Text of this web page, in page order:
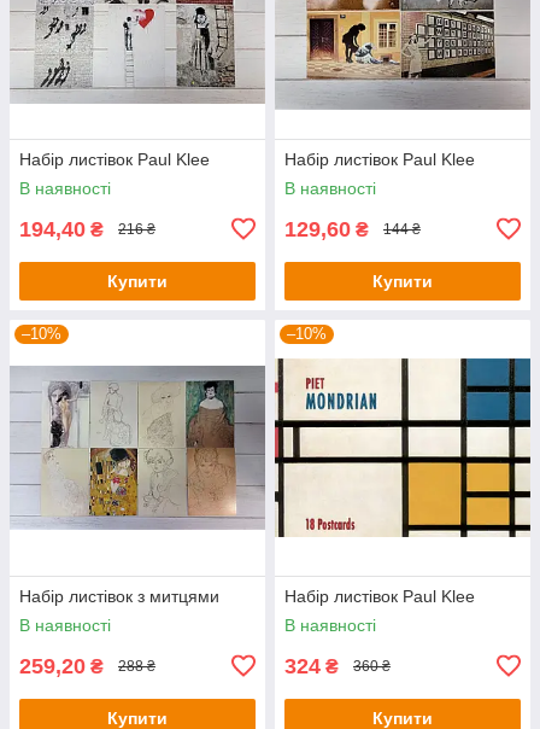
Набір листівок Paul Klee
В наявності
194,40 ₴ 216 ₴
Купити
Набір листівок Paul Klee
В наявності
129,60 ₴ 144 ₴
Купити
–10%
Набір листівок з митцями
В наявності
259,20 ₴ 288 ₴
Купити
–10%
Набір листівок Paul Klee
В наявності
324 ₴ 360 ₴
Купити